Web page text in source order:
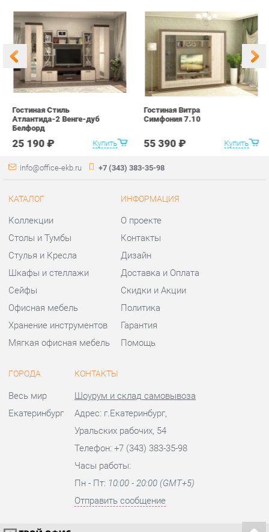
Купить
Гостиная Стиль
Атлантида-2 Венге-дуб
Белфорд
25 190 ₽ Купить
Гостиная Витра
Симфония 7.10
info@office-ekb.ru +7 (343) 383-35-98
КАТАЛОГ
Коллекции
Стулья и Кресла
Сейфы
Офисная мебель
Хранение инструментов
Мягкая офисная мебель
ИНФОРМАЦИЯ
Дизайн
Скидки и Акции
Политика
Гарантия
Помощь
Весь мир
Екатеринбург
Шоурум и склад самовывоза
Адрес: г.Екатеринбург,
Уральских рабочих, 54
Часы работы:
Отправить сообщение
© 2009-2026 Офисная мебель Екатеринбург